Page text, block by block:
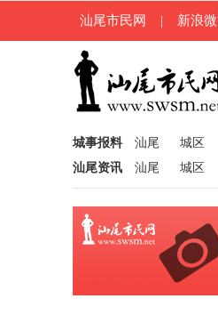
汕尾市民网 | 新浪
城事报料 汕尾 城区
汕尾资讯
汕尾 城区